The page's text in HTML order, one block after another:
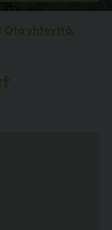
Ota yhteyttä.